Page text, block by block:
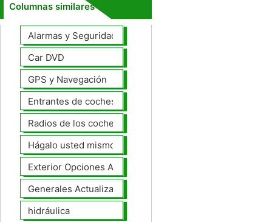
Columnas similares
Alarmas y Seguridad
Car DVD
GPS y Navegación
Entrantes de coches
Radios de los coches
Hágalo usted mismo Mejoras Auto
Exterior Opciones Aftermarket
Generales Actualizaciones Auto
hidráulica